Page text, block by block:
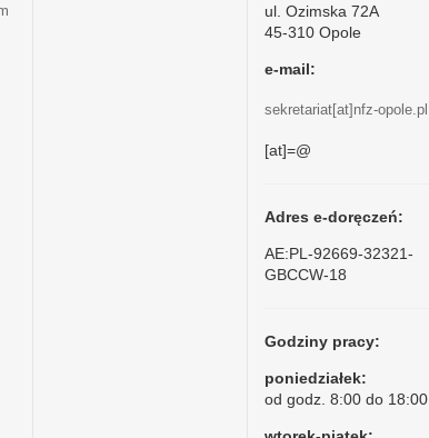
ul. Ozimska 72A
45-310 Opole
e-mail:
sekretariat[at]nfz-opole.pl
[at]=@
Adres e-doręczeń:
AE:PL-92669-32321-
GBCCW-18
Godziny pracy:
poniedziałek:
od godz. 8:00 do 18:00